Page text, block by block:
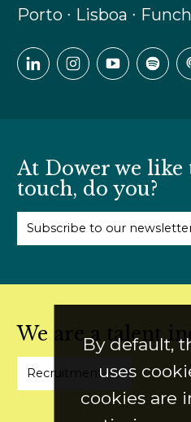
Porto ∙ Lisboa ∙
At Dower we like
touch, do you?
Subscribe to our
We are a talent
Recruitment
By default,
uses
cookies are